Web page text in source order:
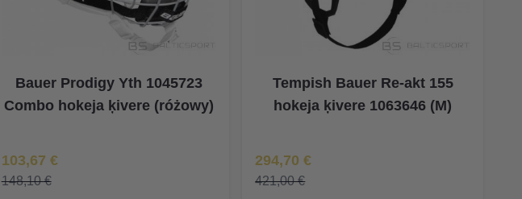
Bauer Prodigy Yth 1045723
Combo hokeja ķivere (różowy)
Īpaša Cena
103,67 €
148,10 €
Tempish Bauer Re-akt 155
hokeja ķivere 1063646 (M)
Īpaša Cena
294,70 €
421,00 €